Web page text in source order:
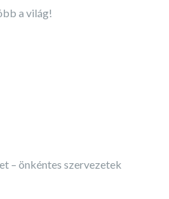
a világ!
– önkéntes szervezetek